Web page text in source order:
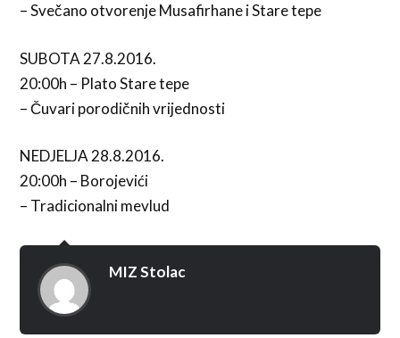
– Svečano otvorenje Musafirhane i Stare tepe
SUBOTA 27.8.2016.
20:00h – Plato Stare tepe
– Čuvari porodičnih vrijednosti
NEDJELJA 28.8.2016.
20:00h – Borojevići
– Tradicionalni mevlud
MIZ Stolac